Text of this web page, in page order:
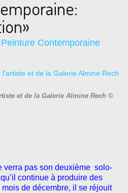
Contemporaine
et de la Galerie Almine Rech ©
verra pas son deuxième solo-
continue à produire des
de décembre, il se réjouit